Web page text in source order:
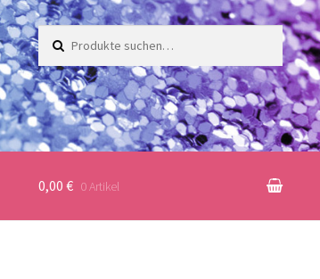
Suche
nach:
0,00 € 0 Artikel